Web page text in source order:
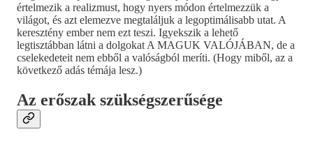
értelmezik a realizmust, hogy nyers módon értelmezzük a
világot, és azt elemezve megtaláljuk a legoptimálisabb utat. A
keresztény ember nem ezt teszi. Igyekszik a lehető
legtisztábban látni a dolgokat A MAGUK VALÓJÁBAN, de a
cselekedeteit nem ebből a valóságból meríti. (Hogy miből, az a
következő adás témája lesz.)
Az erőszak szükségszerűsége